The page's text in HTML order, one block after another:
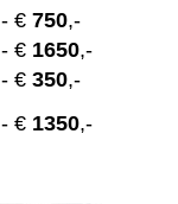
- € 750,-
- € 1650,-
- € 350,-
- € 1350,-